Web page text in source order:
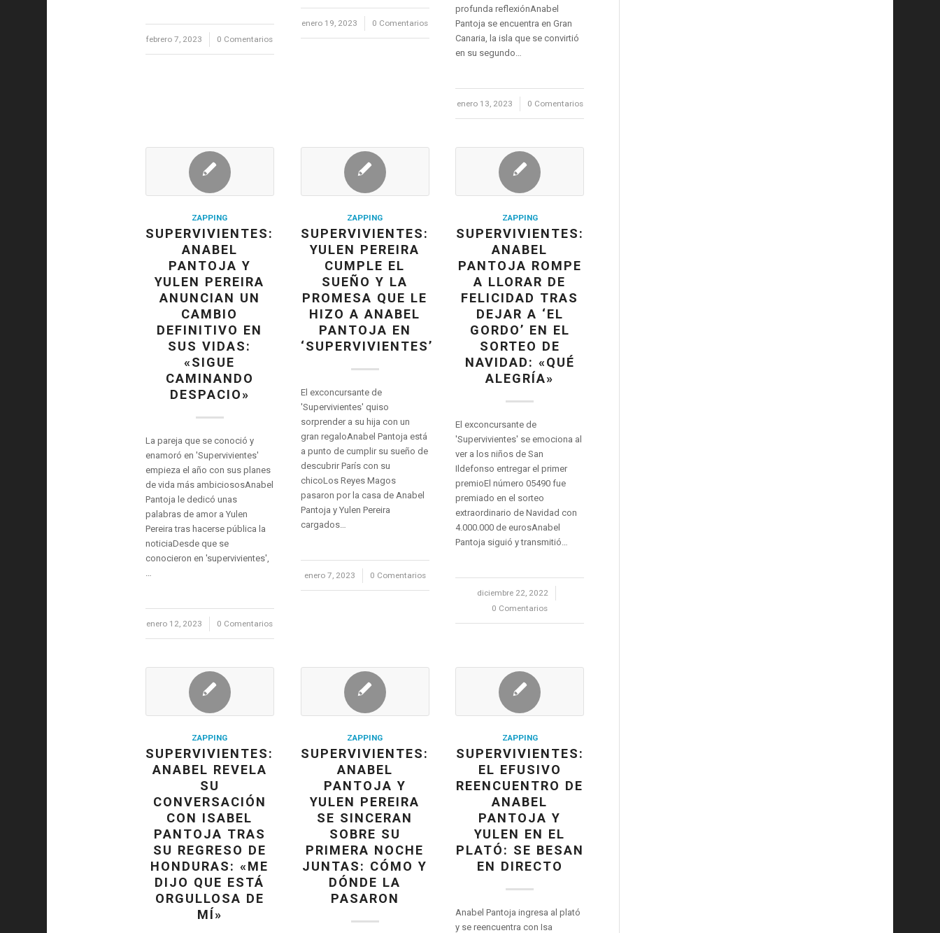
febrero 7, 2023
/ 0 Comentarios
enero 19, 2023
/ 0 Comentarios
profunda reflexiónAnabel
Pantoja se encuentra en Gran
Canaria, la isla que se convirtió
en su segundo…
enero 13, 2023
/ 0 Comentarios
ZAPPING
SUPERVIVIENTES:
ANABEL
PANTOJA Y
YULEN PEREIRA
ANUNCIAN UN
CAMBIO
DEFINITIVO EN
SUS VIDAS:
«SIGUE
CAMINANDO
DESPACIO»
La pareja que se conoció y
enamoró en 'Supervivientes'
empieza el año con sus planes
de vida más ambiciososAnabel
Pantoja le dedicó unas
palabras de amor a Yulen
Pereira tras hacerse pública la
noticiaDesde que se
conocieron en 'supervivientes',
…
enero 12, 2023
/ 0 Comentarios
ZAPPING
SUPERVIVIENTES:
YULEN PEREIRA
CUMPLE EL
SUEÑO Y LA
PROMESA QUE LE
HIZO A ANABEL
PANTOJA EN
‘SUPERVIVIENTES’
El exconcursante de
'Supervivientes' quiso
sorprender a su hija con un
gran regaloAnabel Pantoja está
a punto de cumplir su sueño de
descubrir París con su
chicoLos Reyes Magos
pasaron por la casa de Anabel
Pantoja y Yulen Pereira
cargados…
enero 7, 2023
/ 0 Comentarios
ZAPPING
SUPERVIVIENTES:
ANABEL
PANTOJA ROMPE
A LLORAR DE
FELICIDAD TRAS
DEJAR A ‘EL
GORDO’ EN EL
SORTEO DE
NAVIDAD: «QUÉ
ALEGRÍA»
El exconcursante de
'Supervivientes' se emociona al
ver a los niños de San
Ildefonso entregar el primer
premioEl número 05490 fue
premiado en el sorteo
extraordinario de Navidad con
4.000.000 de eurosAnabel
Pantoja siguió y transmitió…
diciembre 22, 2022
/
0 Comentarios
ZAPPING
SUPERVIVIENTES:
ANABEL REVELA
SU
CONVERSACIÓN
CON ISABEL
PANTOJA TRAS
SU REGRESO DE
HONDURAS: «ME
DIJO QUE ESTÁ
ORGULLOSA DE
MÍ»
ZAPPING
SUPERVIVIENTES:
ANABEL
PANTOJA Y
YULEN PEREIRA
SE SINCERAN
SOBRE SU
PRIMERA NOCHE
JUNTAS: CÓMO Y
DÓNDE LA
PASARON
ZAPPING
SUPERVIVIENTES:
EL EFUSIVO
REENCUENTRO DE
ANABEL
PANTOJA Y
YULEN EN EL
PLATÓ: SE BESAN
EN DIRECTO
Anabel Pantoja ingresa al plató
y se reencuentra con Isa